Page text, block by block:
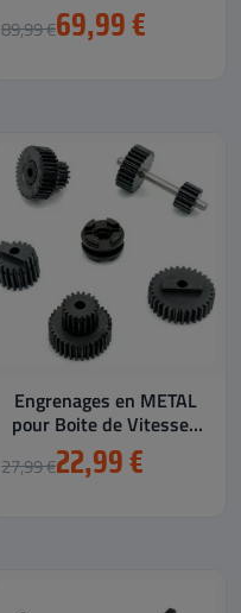
Fourgonnette RC
Électrique 1/10
89,99 €69,99 €
Engrenages en METAL
pour Boite de Vitesses
WPL
27,99 €22,99 €